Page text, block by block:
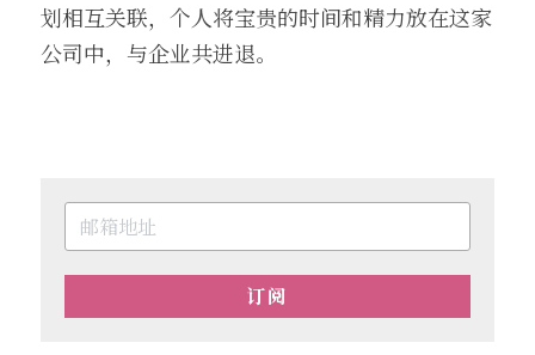
划相互关联，个人将宝贵的时间和精力放在这家
公司中，与企业共进退。
订阅